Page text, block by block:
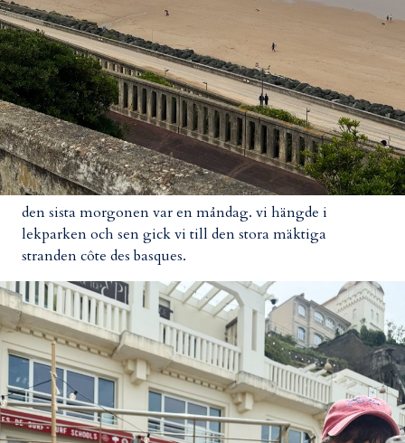
den sista morgonen var en måndag. vi hängde i
lekparken och sen gick vi till den stora mäktiga
stranden côte des basques.